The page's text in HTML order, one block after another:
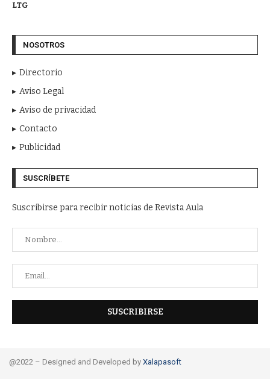
LTG
NOSOTROS
Directorio
Aviso Legal
Aviso de privacidad
Contacto
Publicidad
SUSCRÍBETE
Suscribirse para recibir noticias de Revista Aula
@2022 – Designed and Developed by Xalapasoft